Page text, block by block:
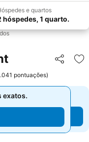
e quartos
hóspedes, 1 quarto.
Partilhar
pontuações)
exatos.